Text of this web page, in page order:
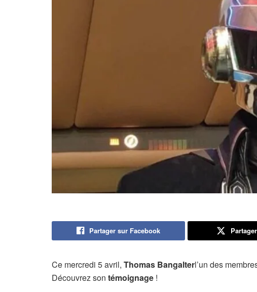
Partager sur Facebook
Ce mercredi 5 avril, Thomas Bangalterl’un des
Découvrez son témoignage !